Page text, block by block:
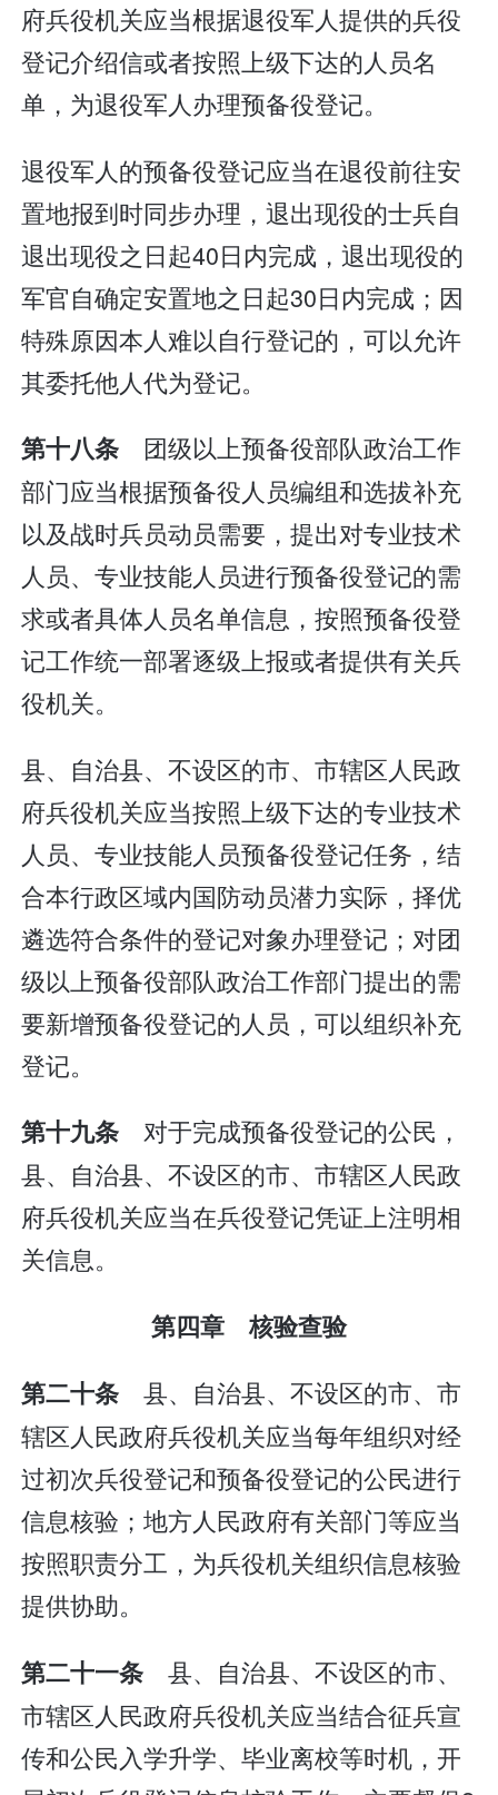
府兵役机关应当根据退役军人提供的兵役
登记介绍信或者按照上级下达的人员名
单，为退役军人办理预备役登记。
退役军人的预备役登记应当在退役前往安
置地报到时同步办理，退出现役的士兵自
退出现役之日起40日内完成，退出现役的
军官自确定安置地之日起30日内完成；因
特殊原因本人难以自行登记的，可以允许
其委托他人代为登记。
第十八条 团级以上预备役部队政治工作
部门应当根据预备役人员编组和选拔补充
以及战时兵员动员需要，提出对专业技术
人员、专业技能人员进行预备役登记的需
求或者具体人员名单信息，按照预备役登
记工作统一部署逐级上报或者提供有关兵
役机关。
县、自治县、不设区的市、市辖区人民政
府兵役机关应当按照上级下达的专业技术
人员、专业技能人员预备役登记任务，结
合本行政区域内国防动员潜力实际，择优
遴选符合条件的登记对象办理登记；对团
级以上预备役部队政治工作部门提出的需
要新增预备役登记的人员，可以组织补充
登记。
第十九条对于完成预备役登记的公民，
县、自治县、不设区的市、市辖区人民政
府兵役机关应当在兵役登记凭证上注明相
关信息。
第四章 核验查验
第二十条 县、自治县、不设区的市、市
辖区人民政府兵役机关应当每年组织对经
过初次兵役登记和预备役登记的公民进行
信息核验；地方人民政府有关部门等应当
按照职责分工，为兵役机关组织信息核验
提供协助。
第二十一条 县、自治县、不设区的市、
市辖区人民政府兵役机关应当结合征兵宣
传和公民入学升学、毕业离校等时机，开